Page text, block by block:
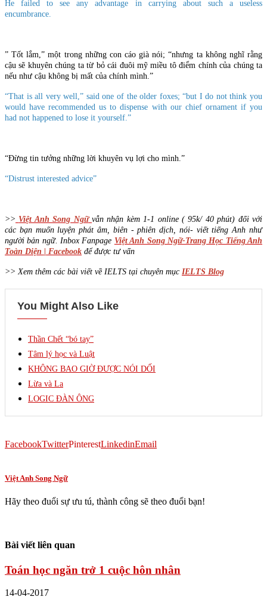
He failed to see any advantage in carrying about such a useless
encumbrance.
” Tốt lắm,” một trong những con cáo già nói; “nhưng ta không nghĩ rằng
cậu sẽ khuyên chúng ta từ bỏ cái đuôi mỹ miều tô điểm chính của chúng ta
nếu như cậu không bị mất của chính mình.”
“That is all very well,” said one of the older foxes; “but I do not think you
would have recommended us to dispense with our chief ornament if you
had not happened to lose it yourself.”
“Đừng tin tưởng những lời khuyên vụ lợi cho mình.”
“Distrust interested advice”
>> Việt Anh Song Ngữ vẫn nhận kèm 1-1 online ( 95k/ 40 phút) đối với
các bạn muốn luyện phát âm, biên - phiên dịch, nói- viết tiếng Anh như
người bản ngữ. Inbox Fanpage Việt Anh Song Ngữ-Trang Học Tiếng Anh
Toàn Diện | Facebook để được tư vấn
>> Xem thêm các bài viết về IELTS tại chuyên mục IELTS Blog
You Might Also Like
Thần Chết “bó tay”
Tâm lý học và Luật
KHÔNG BAO GIỜ ĐƯỢC NÓI DỐI
Lừa và La
LOGIC ĐÀN ÔNG
FacebookTwitterPinterestLinkedinEmail
Việt Anh Song Ngữ
Hãy theo đuổi sự ưu tú, thành công sẽ theo đuổi bạn!
Bài viết liên quan
Toán học ngăn trở 1 cuộc hôn nhân
14-04-2017